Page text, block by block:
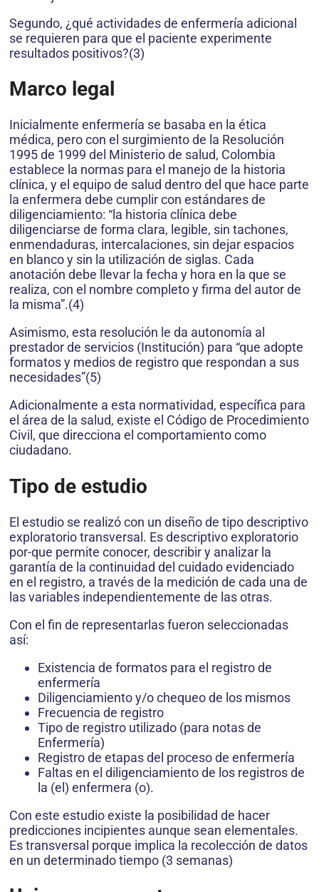
Segundo, ¿qué actividades de enfermería adicional
se requieren para que el paciente experimente
resultados positivos?(3)
Marco legal
Inicialmente enfermería se basaba en la ética
médica, pero con el surgimiento de la Resolución
1995 de 1999 del Ministerio de salud, Colombia
establece la normas para el manejo de la historia
clínica, y el equipo de salud dentro del que hace parte
la enfermera debe cumplir con estándares de
diligenciamiento: “la historia clínica debe
diligenciarse de forma clara, legible, sin tachones,
enmendaduras, intercalaciones, sin dejar espacios
en blanco y sin la utilización de siglas. Cada
anotación debe llevar la fecha y hora en la que se
realiza, con el nombre completo y firma del autor de
la misma”.(4)
Asimismo, esta resolución le da autonomía al
prestador de servicios (Institución) para “que adopte
formatos y medios de registro que respondan a sus
necesidades”(5)
Adicionalmente a esta normatividad, específica para
el área de la salud, existe el Código de Procedimiento
Civil, que direcciona el comportamiento como
ciudadano.
Tipo de estudio
El estudio se realizó con un diseño de tipo descriptivo
exploratorio transversal. Es descriptivo exploratorio
por-que permite conocer, describir y analizar la
garantía de la continuidad del cuidado evidenciado
en el registro, a través de la medición de cada una de
las variables independientemente de las otras.
Con el fin de representarlas fueron seleccionadas
así:
Existencia de formatos para el registro de
enfermería
Diligenciamiento y/o chequeo de los mismos
Frecuencia de registro
Tipo de registro utilizado (para notas de
Enfermería)
Registro de etapas del proceso de enfermería
Faltas en el diligenciamiento de los registros de
la (el) enfermera (o).
Con este estudio existe la posibilidad de hacer
predicciones incipientes aunque sean elementales.
Es transversal porque implica la recolección de datos
en un determinado tiempo (3 semanas)